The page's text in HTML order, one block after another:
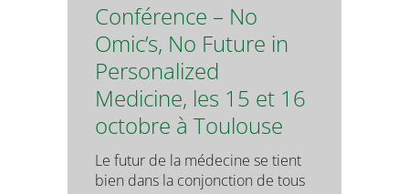
Conférence – No
Omic’s, No Future in
Personalized
Medicine, les 15 et 16
octobre à Toulouse
Le futur de la médecine se tient
bien dans la conjonction de tous